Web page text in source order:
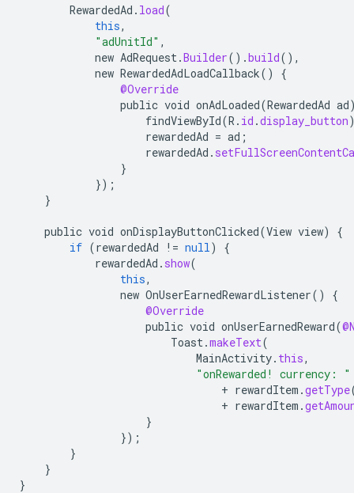
RewardedAd . load(
this,
"adUnitId" ,
new AdRequest.Builder().build(),
new RewardedAdLoadCallback()
{
@Override
public void onAdLoaded(RewardedAd ad
findViewById(R . id .display_button
rewardedAd = ad ;
rewardedAd .
}
});
}
public void onDisplayButtonClicked(View view)
{
if (rewardedAd != null)
{
rewardedAd . show(
this,
new OnUserEarnedRewardListener()
{
@Override
public void onUserEarnedReward(
Toast.makeText(
MainActivity. this,
"onRewarded! currency: "
+ rewardItem .getType
+ rewardItem .
}
});
}
}
}